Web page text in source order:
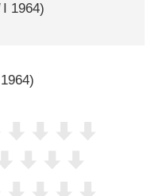
1964)
1964)